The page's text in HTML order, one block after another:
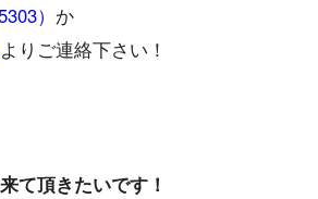
） か
よりご連絡下さい！
て頂きたいです！